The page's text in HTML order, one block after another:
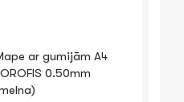
Mape-stūrītis
"Centrum" L-veida A4
0.16mm assorti